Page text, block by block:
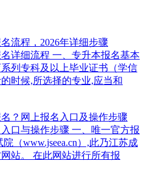
流程，2026年详细步骤
详细流程 一、专升本报名基本
列专科及以上毕业证书（学信
时候,所选择的专业,应当和
？网上报名入口及操作步骤
口与操作步骤 一、唯一官方报
（www.jseea.cn）,此乃江苏成
站。 在此网站进行所有报